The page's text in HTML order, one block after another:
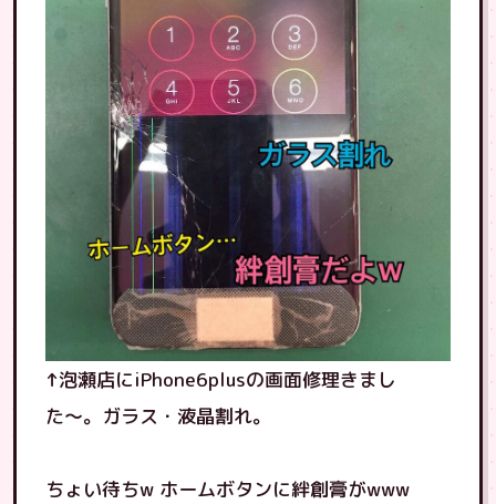
↑泡瀬店にiPhone6plusの画面修理きまし
た〜。ガラス・液晶割れ。
ちょい待ちw ホームボタンに絆創膏がwww